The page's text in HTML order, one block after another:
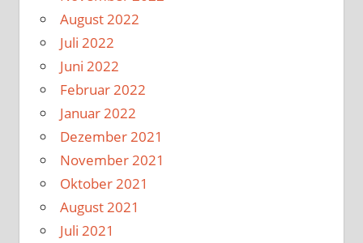
August 2022
Juli 2022
Juni 2022
Februar 2022
Januar 2022
Dezember 2021
November 2021
Oktober 2021
August 2021
Juli 2021